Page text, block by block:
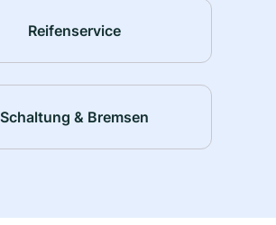
Reifenservice
Schaltung & Bremsen